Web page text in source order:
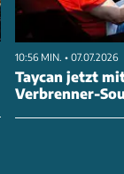
10:56 MIN. • 07.07.2026
Taycan jetzt
Verbrenner-